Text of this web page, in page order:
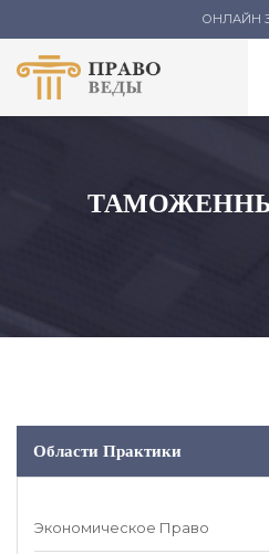
ОНЛАЙН
Области Практики
Экономическое Право